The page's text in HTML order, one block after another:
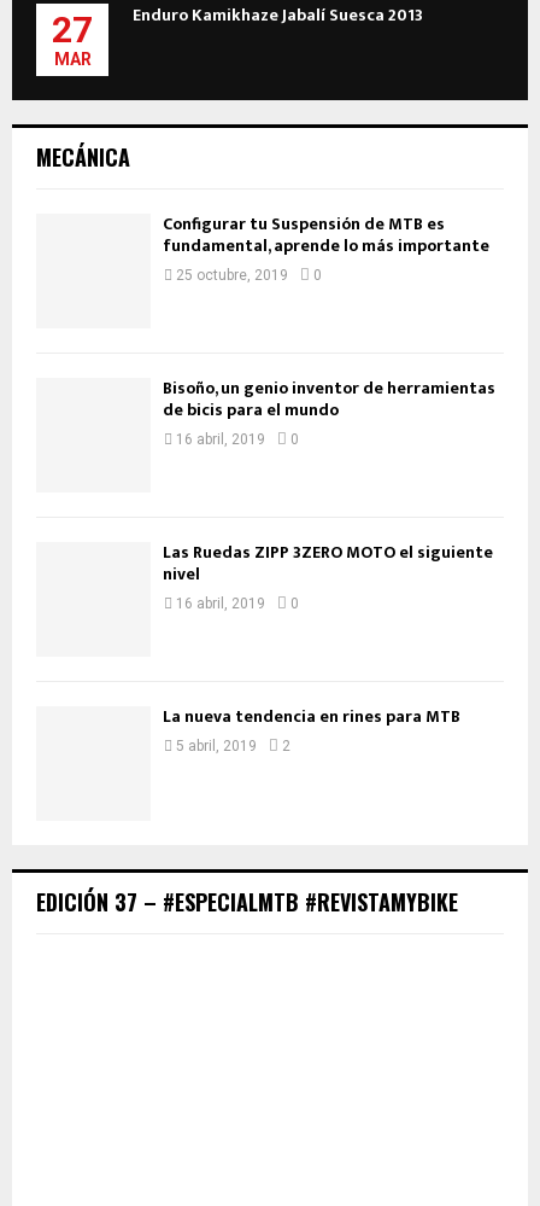
27
MAR
Enduro Kamikhaze Jabalí Suesca 2013
MECÁNICA
Configurar tu Suspensión de MTB es
fundamental, aprende lo más importante
25 octubre, 2019 0
Bisoño, un genio inventor de herramientas
de bicis para el mundo
16 abril, 2019 0
Las Ruedas ZIPP 3ZERO MOTO el siguiente
nivel
16 abril, 2019 0
La nueva tendencia en rines para MTB
5 abril, 2019 2
EDICIÓN 37 – #ESPECIALMTB #REVISTAMYBIKE